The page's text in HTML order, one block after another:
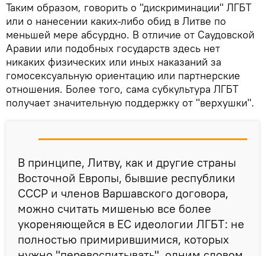
Таким образом, говорить о "дискриминации" ЛГБТ
или о нанесении каких-либо обид в Литве по
меньшей мере абсурдно. В отличие от Саудовской
Аравии или подобных государств здесь нет
никаких физических или иных наказаний за
гомосексуальную ориентацию или партнерские
отношения. Более того, сама субкультура ЛГБТ
получает значительную поддержку от "верхушки".
В принципе, Литву, как и другие страны
Восточной Европы, бывшие республики
СССР и членов Варшавского договора,
можно считать мишенью все более
укореняющейся в ЕС идеологии ЛГБТ: не
полностью примирившимися, которых